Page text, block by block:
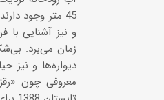
45 متر وجود
زمان می‌برد.
دیواره‌ها و نیز
معروفی چون